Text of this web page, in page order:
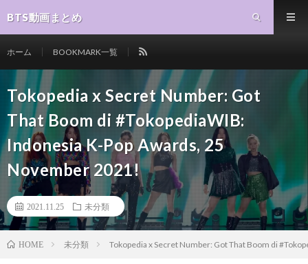
BTS動画まとめ
ホーム BOOKMARK一覧
Tokopedia x Secret Number: Got
That Boom di #TokopediaWIB:
Indonesia K-Pop Awards, 25
November 2021!
2021.11.25 未分類
HOME 未分類 Tokopedia x Secret Number: Got That Boom di